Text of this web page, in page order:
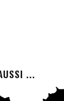
...